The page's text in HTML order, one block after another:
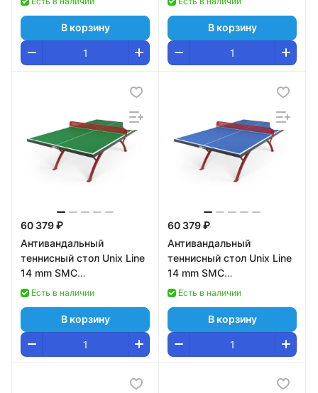
В корзину В корзину
60 379 ₽
Антивандальный
теннисный стол Unix Line
14 mm SMC
TTS14ANVGRR Green\Red
Есть в наличии
В корзину
60 379 ₽
Антивандальный
теннисный стол Unix Line
14 mm SMC
TTS14ANVBLR Blue\Red
Есть в наличии
В корзину